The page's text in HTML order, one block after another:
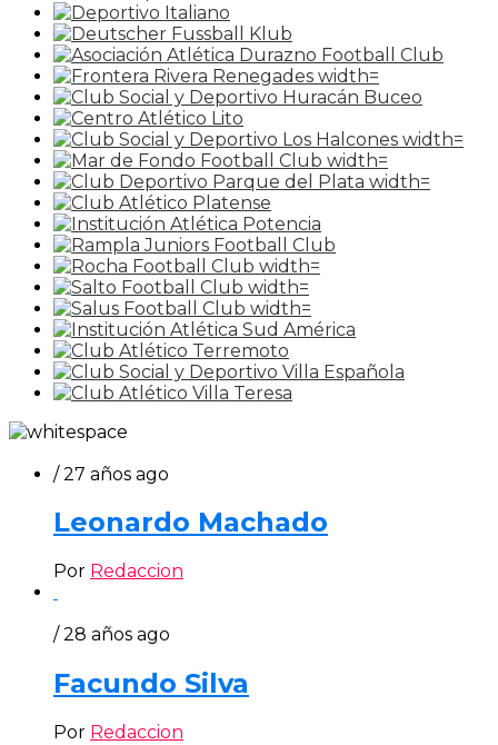
/ 27 años ago
Leonardo Machado
Por Redaccion
/ 28 años ago
Facundo Silva
Por Redaccion